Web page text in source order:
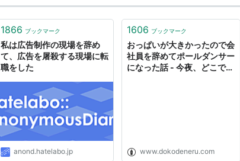
1866 ブックマーク
私は広告制作の現場を辞め
て、広告を屠殺する現場に転
職をした
anond.hatelabo.jp
1606 ブックマーク
おっぱいが大きかったので会
社員を辞めてポールダンサー
になった話 - 今夜、どこで寝
www.dokodeneru.com